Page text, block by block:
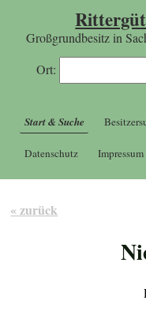
Großgrundbesitz in
Ort:
Start & Suche
Datenschutz Impressum
« zurück